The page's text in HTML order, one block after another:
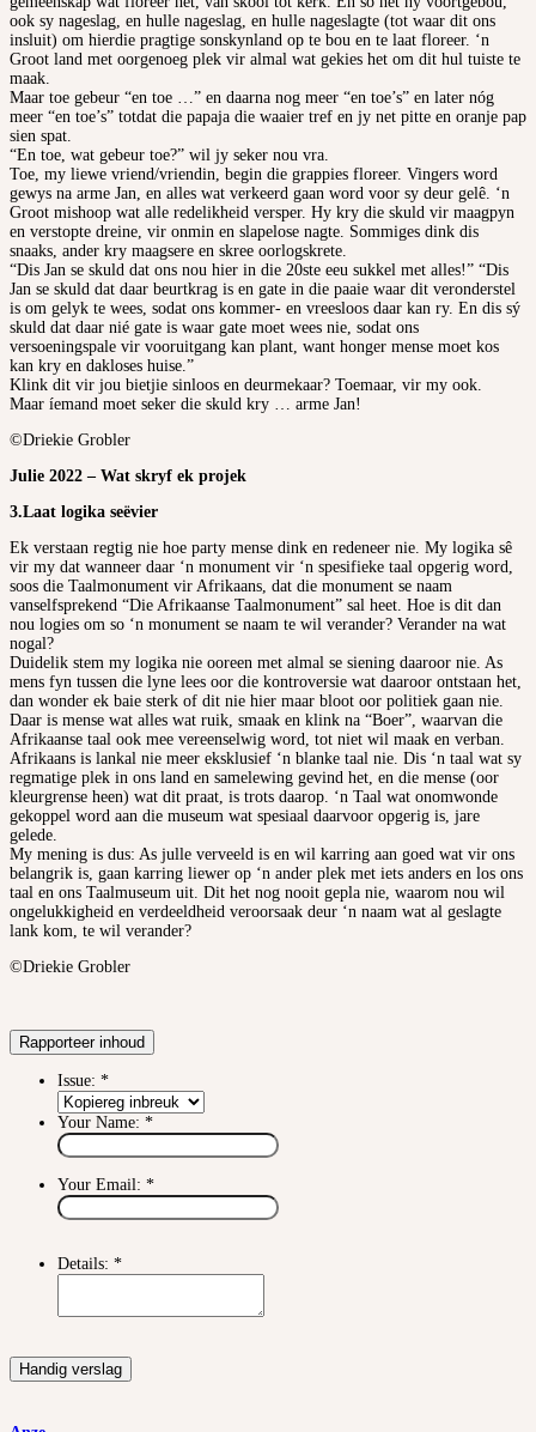
ook sy nageslag, en hulle nageslag, en hulle nageslagte (tot waar dit ons
insluit) om hierdie pragtige sonskynland op te bou en te laat floreer. ‘n
Groot land met oorgenoeg plek vir almal wat gekies het om dit hul tuiste te
maak.
Maar toe gebeur “en toe …” en daarna nog meer “en toe’s” en later nóg
meer “en toe’s” totdat die papaja die waaier tref en jy net pitte en oranje pap
sien spat.
“En toe, wat gebeur toe?” wil jy seker nou vra.
Toe, my liewe vriend/vriendin, begin die grappies floreer. Vingers word
gewys na arme Jan, en alles wat verkeerd gaan word voor sy deur gelê. ‘n
Groot mishoop wat alle redelikheid versper. Hy kry die skuld vir maagpyn
en verstopte dreine, vir onmin en slapelose nagte. Sommiges dink dis
snaaks, ander kry maagsere en skree oorlogskrete.
“Dis Jan se skuld dat ons nou hier in die 20ste eeu sukkel met alles!” “Dis
Jan se skuld dat daar beurtkrag is en gate in die paaie waar dit veronderstel
is om gelyk te wees, sodat ons kommer- en vreesloos daar kan ry. En dis sý
skuld dat daar nié gate is waar gate moet wees nie, sodat ons
versoeningspale vir vooruitgang kan plant, want honger mense moet kos
kan kry en dakloses huise.”
Klink dit vir jou bietjie sinloos en deurmekaar? Toemaar, vir my ook.
Maar íemand moet seker die skuld kry … arme Jan!
©Driekie Grobler
Julie 2022 – Wat skryf ek projek
3.Laat logika seëvier
Ek verstaan regtig nie hoe party mense dink en redeneer nie. My logika sê
vir my dat wanneer daar ‘n monument vir ‘n spesifieke taal opgerig word,
soos die Taalmonument vir Afrikaans, dat die monument se naam
vanselfsprekend “Die Afrikaanse Taalmonument” sal heet. Hoe is dit dan
nou logies om so ‘n monument se naam te wil verander? Verander na wat
nogal?
Duidelik stem my logika nie ooreen met almal se siening daaroor nie. As
mens fyn tussen die lyne lees oor die kontroversie wat daaroor ontstaan het,
dan wonder ek baie sterk of dit nie hier maar bloot oor politiek gaan nie.
Daar is mense wat alles wat ruik, smaak en klink na “Boer”, waarvan die
Afrikaanse taal ook mee vereenselwig word, tot niet wil maak en verban.
Afrikaans is lankal nie meer eksklusief ‘n blanke taal nie. Dis ‘n taal wat sy
regmatige plek in ons land en samelewing gevind het, en die mense (oor
kleurgrense heen) wat dit praat, is trots daarop. ‘n Taal wat onomwonde
gekoppel word aan die museum wat spesiaal daarvoor opgerig is, jare
gelede.
My mening is dus: As julle verveeld is en wil karring aan goed wat vir ons
belangrik is, gaan karring liewer op ‘n ander plek met iets anders en los ons
taal en ons Taalmuseum uit. Dit het nog nooit gepla nie, waarom nou wil
ongelukkigheid en verdeeldheid veroorsaak deur ‘n naam wat al geslagte
lank kom, te wil verander?
©Driekie Grobler
Rapporteer inhoud
Issue: *
Your Name: *
Your Email: *
Details: *
Handig verslag